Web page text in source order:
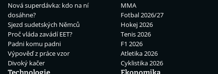
Nová superdávka: kdo na ní
dosáhne?
Sjezd sudetských Němců
Proč vláda zavádí EET?
Padni komu padni
Výpověď z práce vzor
Divoký kačer
MMA
Fotbal 2026/27
Hokej 2026
Tenis 2026
F1 2026
Atletika 2026
Cyklistika 2026